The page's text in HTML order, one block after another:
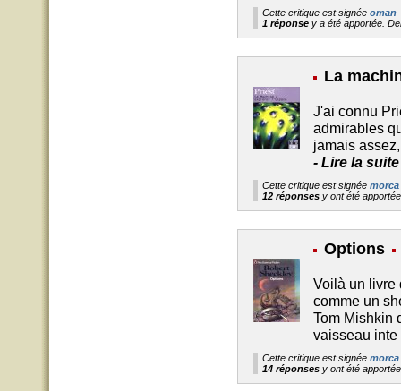
Cette critique est signée oman
1 réponse y a été apportée.
La
J'ai connu
admirables
jamais
- Lire la
Cette critique est signée morca
12 réponses y ont été
Options
Voilà un livre
comme un
Tom Mishkin
vaisseau inte
Cette critique est signée morca
14 réponses y ont été